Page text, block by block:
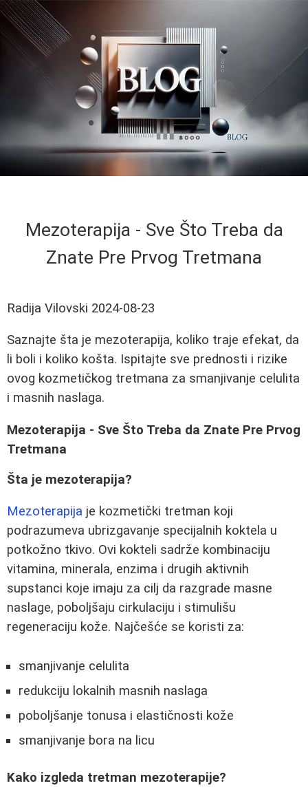
Mezoterapija - Sve Što Treba da
Znate Pre Prvog Tretmana
Radija Vilovski 2024-08-23
Saznajte šta je mezoterapija, koliko traje efekat, da
li boli i koliko košta. Ispitajte sve prednosti i rizike
ovog kozmetičkog tretmana za smanjivanje celulita
i masnih naslaga.
Mezoterapija - Sve Što Treba da Znate Pre Prvog
Tretmana
Šta je mezoterapija?
Mezoterapija je kozmetički tretman koji
podrazumeva ubrizgavanje specijalnih koktela u
potkožno tkivo. Ovi kokteli sadrže kombinaciju
vitamina, minerala, enzima i drugih aktivnih
supstanci koje imaju za cilj da razgrade masne
naslage, poboljšaju cirkulaciju i stimulišu
regeneraciju kože. Najčešće se koristi za:
smanjivanje celulita
redukciju lokalnih masnih naslaga
poboljšanje tonusa i elastičnosti kože
smanjivanje bora na licu
Kako izgleda tretman mezoterapije?